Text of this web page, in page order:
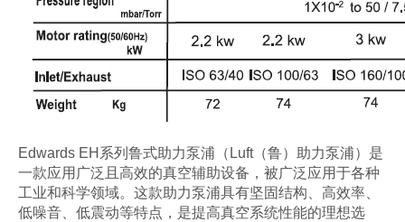
Edwards EH系列鲁式助力泵浦（Luft（鲁）助力泵浦）是
一款应用广泛且高效的真空辅助设备，被广泛应用于各种
工业和科学领域。这款助力泵浦具有坚固结构、高效率、
低噪音、低震动等特点，是提高真空系统性能的理想选